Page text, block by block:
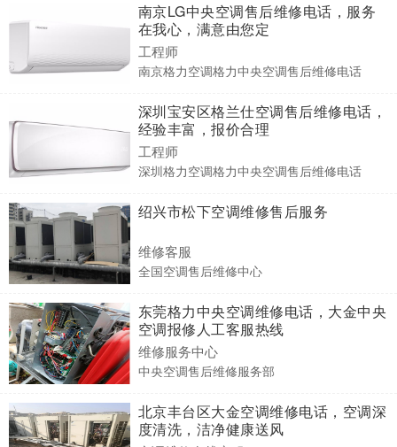
南京LG中央空调售后维修电话，服务
在我心，满意由您定
工程师
南京格力空调格力中央空调售后维修电话
深圳宝安区格兰仕空调售后维修电话，
经验丰富，报价合理
工程师
深圳格力空调格力中央空调售后维修电话
绍兴市松下空调维修售后服务
维修客服
全国空调售后维修中心
东莞格力中央空调维修电话，大金中央
空调报修人工客服热线
维修服务中心
中央空调售后维修服务部
北京丰台区大金空调维修电话，空调深
度清洗，洁净健康送风